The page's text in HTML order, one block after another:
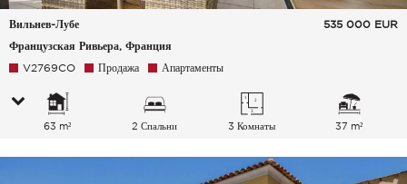
Вильнев-Лубе
Французская Ривьера, Франция
535 000 EUR
V2769CO Продажа Апартаменты
63 m² 2 Спальни 3 Комнаты 37 m²